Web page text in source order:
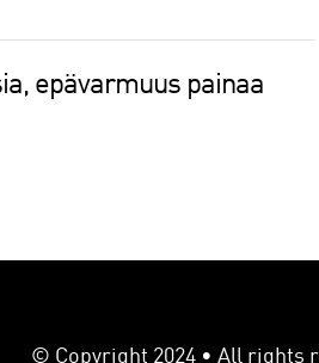
epävarmuus painaa
© Copyright 2024 • All rights